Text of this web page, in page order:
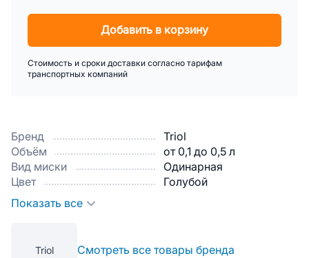
Бренд
Triol
Объём
от 0,1 до 0,5 л
Вид миски
Одинарная
Цвет
Голубой
Показать все
Triol Смотреть все товары бренда
Добавить в корзину
Стоимость и сроки доставки согласно тарифам
транспортных компаний